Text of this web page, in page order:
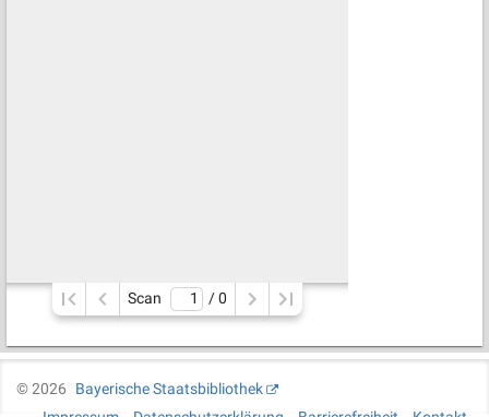
Scan / 0
©2026
Bayerische Staatsbibliothek